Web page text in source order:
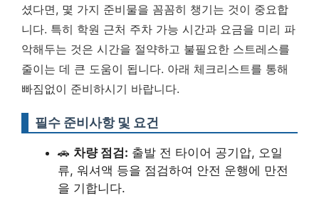
셨다면, 몇 가지 준비물을 꼼꼼히 챙기는 것이 중요합
니다. 특히 학원 근처 주차 가능 시간과 요금을 미리 파
악해두는 것은 시간을 절약하고 불필요한 스트레스를
줄이는 데 큰 도움이 됩니다. 아래 체크리스트를 통해
빠짐없이 준비하시기 바랍니다.
필수 준비사항 및 요건
🚗 차량 점검: 출발 전 타이어 공기압, 오일
류, 워셔액 등을 점검하여 안전 운행에 만전
을 기합니다.